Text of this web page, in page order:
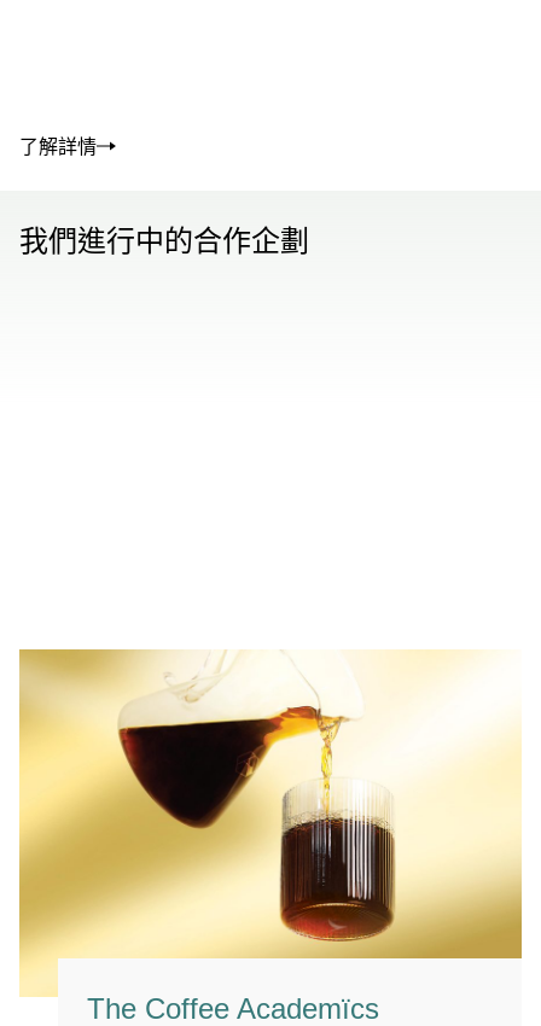
了解詳情
我們進行中的合作企劃
The Coffee Academïcs